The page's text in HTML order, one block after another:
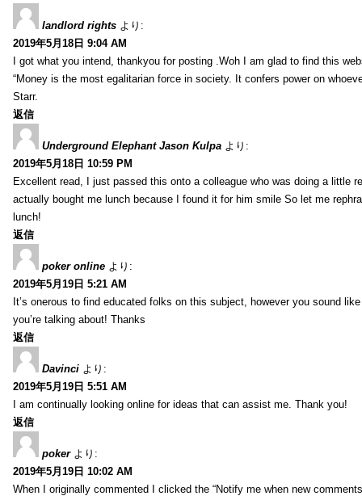
landlord rights より:
2019年5月18日 9:04 AM
I got what you intend, thankyou for posting .Woh I am glad to find this
“Money is the most egalitarian force in society. It confers power on
Starr.
返信
Underground Elephant Jason Kulpa より:
2019年5月18日 10:59 PM
Excellent read, I just passed this onto a colleague who was doing a little
actually bought me lunch because I found it for him smile So let me
lunch!
返信
poker online より:
2019年5月19日 5:21 AM
It’s onerous to find educated folks on this subject, however you sound
you’re talking about! Thanks
返信
Davinci より:
2019年5月19日 5:51 AM
I am continually looking online for ideas that can assist me. Thank you!
返信
poker より:
2019年5月19日 10:02 AM
When I originally commented I clicked the “Notify me when new